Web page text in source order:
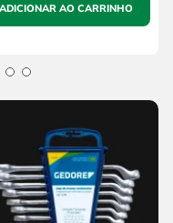
ADICIONAR AO CARRINHO